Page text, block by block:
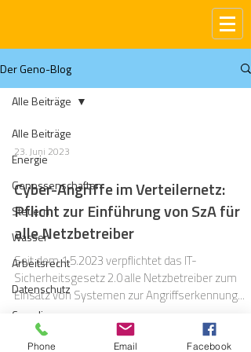
Der Geno-Blog
Alle Beiträge
Energie
Genossenschaften
Steuern
Wasser
Arbeitsrecht
Datenschutz
Compliance
Gas
Alle Beiträge
23. Juni 2023
Cyber-Angriffe im Verteilernetz:
Pflicht zur Einführung von SzA für
alle Netzbetreiber
Seit dem 1.5.2023 verpflichtet das IT-
Sicherheitsgesetz 2.0 alle Netzbetreiber zum
Einsatz von Systemen zur Angriffserkennung...
Phone Email Facebook